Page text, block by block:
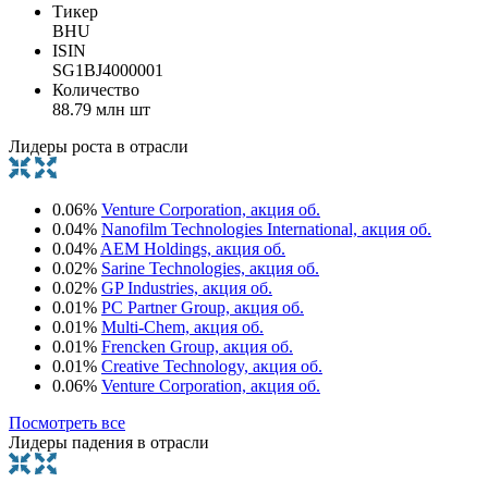
Тикер
BHU
ISIN
SG1BJ4000001
Количество
88.79 млн шт
Лидеры роста в отрасли
0.06% Venture Corporation, акция об.
0.04% Nanofilm Technologies International, акция об.
0.04% AEM Holdings, акция об.
0.02% Sarine Technologies, акция об.
0.02% GP Industries, акция об.
0.01% PC Partner Group, акция об.
0.01% Multi-Chem, акция об.
0.01% Frencken Group, акция об.
0.01% Creative Technology, акция об.
0.06% Venture Corporation, акция об.
Посмотреть все
Лидеры падения в отрасли